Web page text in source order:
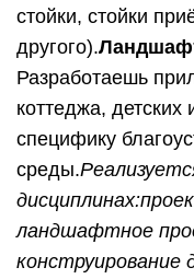
стойки, стойки
другого).
Разработаешь
коттеджа, детских
специфику
среды.Р
дисциплинах:
ландшафтное
конструирование